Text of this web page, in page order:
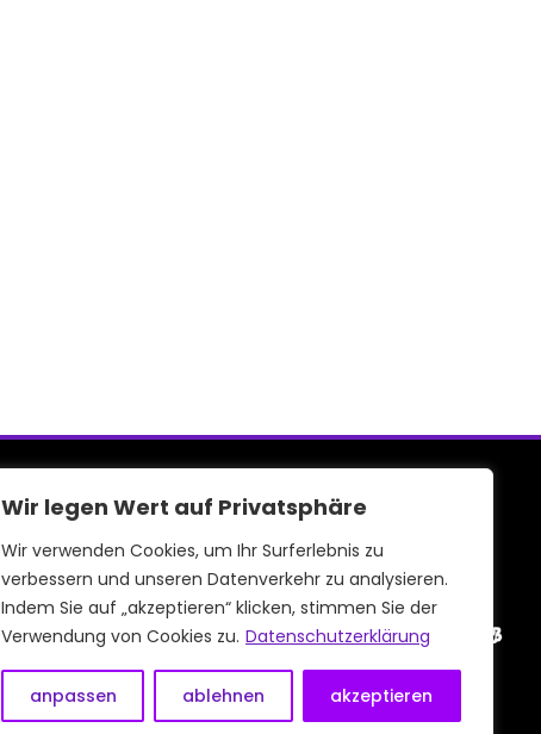
Wir legen Wert auf Privatsphäre
Wir verwenden Cookies, um Ihr Surferlebnis zu
verbessern und unseren Datenverkehr zu analysieren.
Indem Sie auf „akzeptieren“ klicken, stimmen Sie der
Verwendung von Cookies zu. Datenschutzerklärung
anpassen ablehnen akzeptieren
Gefördert und unterstützt durch